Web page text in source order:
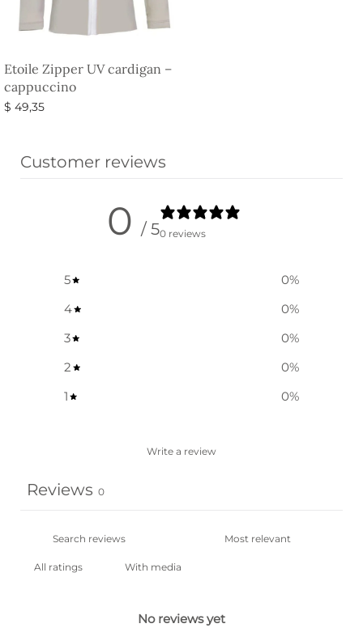
Etoile Zipper UV cardigan –
cappuccino
$ 49,35
Customer reviews
0 / 50 reviews
5 0%
4
0%
3
0%
2
0%
1
0%
Write a review
Reviews 0
With media
No reviews yet